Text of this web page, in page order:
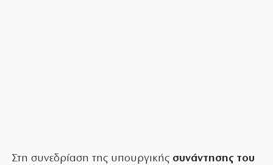
Στη συνεδρίαση της υπουργικήςσυνάντησης του